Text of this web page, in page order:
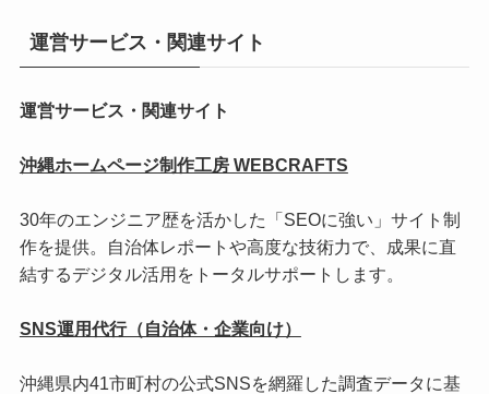
運営サービス・関連サイト
運営サービス・関連サイト
沖縄ホームページ制作工房 WEBCRAFTS
30年のエンジニア歴を活かした「SEOに強い」サイト制
作を提供。自治体レポートや高度な技術力で、成果に直
結するデジタル活用をトータルサポートします。
SNS運用代行（自治体・企業向け）
沖縄県内41市町村の公式SNSを網羅した調査データに基